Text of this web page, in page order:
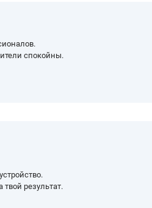
спокойны.
результат.